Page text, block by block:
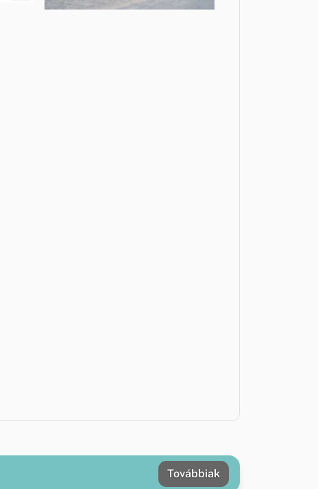
Továbbiak